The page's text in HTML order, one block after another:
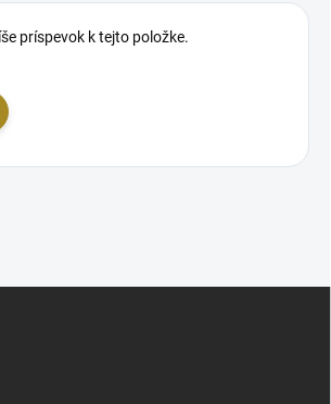
príspevok k tejto položke.